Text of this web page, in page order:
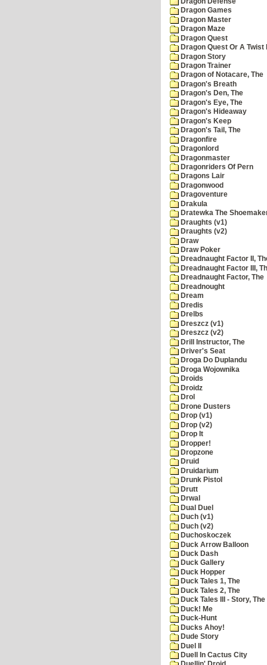
Dragon Games
Dragon Master
Dragon Maze
Dragon Quest
Dragon Quest Or A Twist
Dragon Story
Dragon Trainer
Dragon of Notacare, The
Dragon's Breath
Dragon's Den, The
Dragon's Eye, The
Dragon's Hideaway
Dragon's Keep
Dragon's Tail, The
Dragonfire
Dragonlord
Dragonmaster
Dragonriders Of Pern
Dragons Lair
Dragonwood
Dragoventure
Drakula
Dratewka The
Draughts (v1)
Draughts (v2)
Draw
Draw Poker
Dreadnaught Factor II,
Dreadnaught Factor III,
Dreadnaught Factor, The
Dreadnought
Dream
Dredis
Drelbs
Dreszcz (v1)
Dreszcz (v2)
Drill Instructor, The
Driver's Seat
Droga Do Duplandu
Droga Wojownika
Droids
Droidz
Drol
Drone Dusters
Drop (v1)
Drop (v2)
Drop It
Dropper!
Dropzone
Druid
Druidarium
Drunk Pistol
Drutt
Drwal
Dual Duel
Duch (v1)
Duch (v2)
Duchoskoczek
Duck Arrow Balloon
Duck Dash
Duck Gallery
Duck Hopper
Duck Tales 1, The
Duck Tales 2, The
Duck Tales III - Story, The
Duck! Me
Duck-Hunt
Ducks Ahoy!
Dude Story
Duel II
Duell In Cactus City